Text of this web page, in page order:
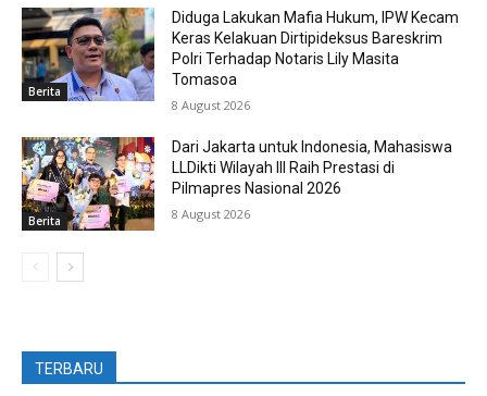
Berita
Diduga Lakukan Mafia Hukum, IPW Kecam
Keras Kelakuan Dirtipideksus Bareskrim
Polri Terhadap Notaris Lily Masita
Tomasoa
8 August 2026
Berita
Dari Jakarta untuk Indonesia, Mahasiswa
LLDikti Wilayah III Raih Prestasi di
Pilmapres Nasional 2026
8 August 2026
TERBARU